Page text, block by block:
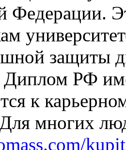
Фeдeрaции.
защиты
Диплом РФ
к
многих